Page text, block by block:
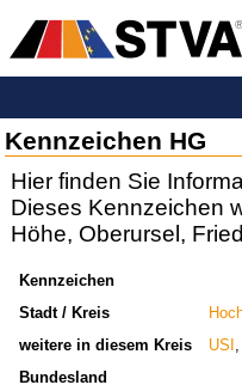
Kennzeichen HG
Hier finden Sie
Dieses Kennzeichen
Höhe, Oberursel,
Kennzeichen
Stadt / Kreis
weitere in diesem Kreis
USI
Bundesland